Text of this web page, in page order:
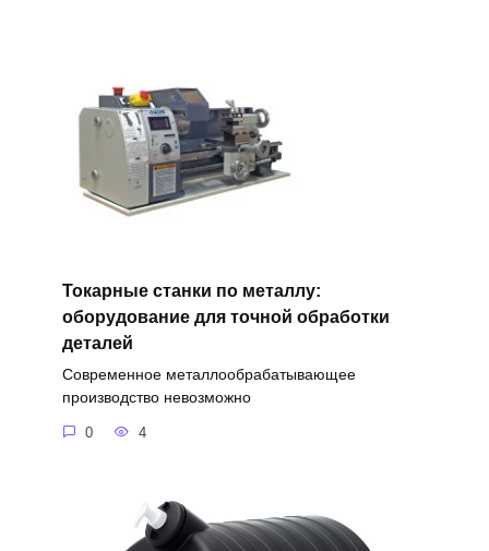
Токарные станки по металлу:
оборудование для точной обработки
деталей
Современное металлообрабатывающее
производство невозможно
0 4